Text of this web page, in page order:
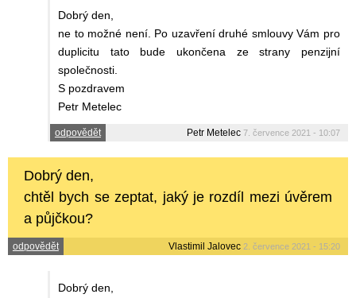
Dobrý den,
ne to možné není. Po uzavření druhé smlouvy Vám pro
duplicitu tato bude ukončena ze strany penzijní
společnosti.
S pozdravem
Petr Metelec
odpovědět Petr Metelec 7. července 2021 - 10:07
Dobrý den,
chtěl bych se zeptat, jaký je rozdíl mezi úvěrem
a půjčkou?
odpovědět Vlastimil Jalovec 2. července 2021 - 15:20
Dobrý den,